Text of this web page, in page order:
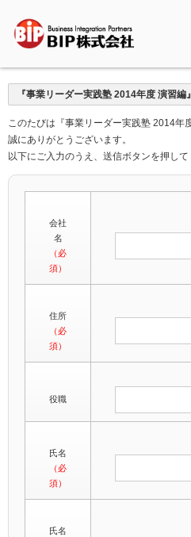
『事業リーダー実践塾 2014年度 演習
このたびは『事業リーダー実践塾 2014年
誠にありがとうございます。
以下にご入力のうえ、送信ボタンを押して
会社
名
（必
須）
住所
（必
須）
役職
氏名
（必
須）
氏名